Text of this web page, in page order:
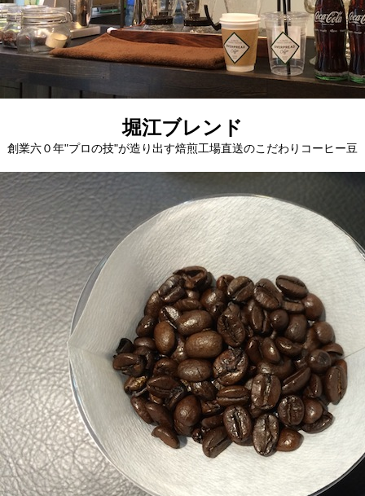
堀江ブレンド
創業六０年"プロの技"が造り出す焙煎工場直送のこだわりコーヒー豆